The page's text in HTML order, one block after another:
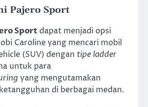
Pajero Sport
Sport dapat menjadi opsi
Caroline yang mencari mobil
(SUV) dengan tipe ladder
untuk para
yang mengutamakan
di berbagai medan.